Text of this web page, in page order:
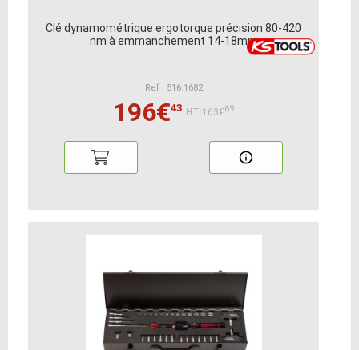
Clé dynamométrique ergotorque précision 80-420
nm à emmanchement 14-18mm
Ref : 516.1682
196€43 HT:163€69